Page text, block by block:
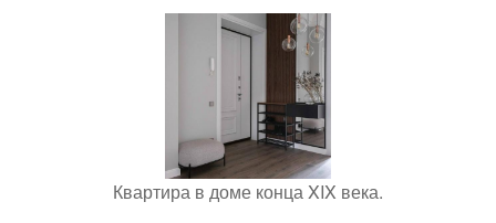
Квартира в доме конца XIX века.